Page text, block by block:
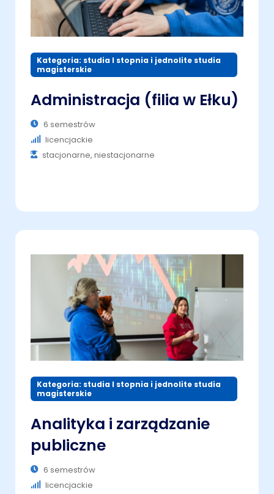
Kategoria: studia I stopnia i jednolite studia
magisterskie
Administracja (filia w Ełku)
6 semestrów
licencjackie
stacjonarne, niestacjonarne
Kategoria: studia I stopnia i jednolite studia
magisterskie
Analityka i zarządzanie
publiczne
6 semestrów
licencjackie